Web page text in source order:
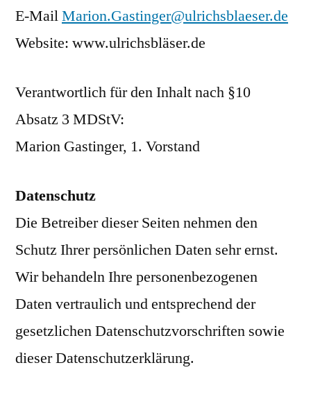
E-MailMarion.Gastinger@ulrichsblaeser.de
Website: www.ulrichsbläser.de
Verantwortlich für den Inhalt nach §10
Absatz 3 MDStV:
Marion Gastinger, 1. Vorstand
Datenschutz
Die Betreiber dieser Seiten nehmen den
Schutz Ihrer persönlichen Daten sehr ernst.
Wir behandeln Ihre personenbezogenen
Daten vertraulich und entsprechend der
gesetzlichen Datenschutzvorschriften sowie
dieser Datenschutzerklärung.